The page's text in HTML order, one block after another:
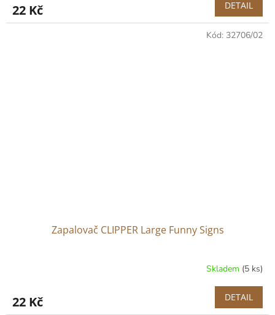
22 Kč DETAIL
Zapalovač CLIPPER Large Funny Signs
Skladem (5 ks)
22 Kč DETAIL
Kód: 32706/02